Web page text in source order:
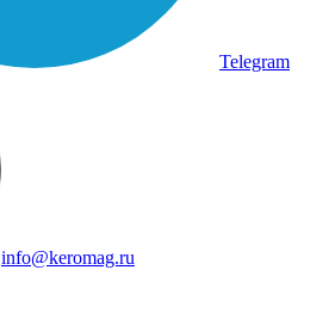
Telegram
info@keromag.ru